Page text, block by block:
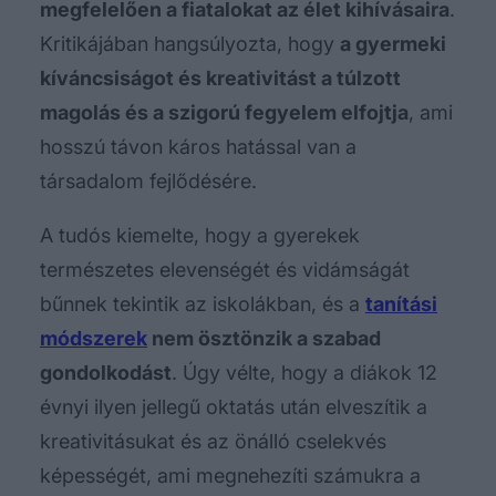
megfelelően a fiatalokat az élet kihívásaira.
Kritikájában hangsúlyozta, hogy a gyermeki
kíváncsiságot és kreativitást a túlzott
magolás és a szigorú fegyelem elfojtja, ami
hosszú távon káros hatással van a
társadalom fejlődésére.
A tudós kiemelte, hogy a gyerekek
természetes elevenségét és vidámságát
bűnnek tekintik az iskolákban, és a tanítási
módszerek nem ösztönzik a szabad
gondolkodást. Úgy vélte, hogy a diákok 12
évnyi ilyen jellegű oktatás után elveszítik a
kreativitásukat és az önálló cselekvés
képességét, ami megnehezíti számukra a